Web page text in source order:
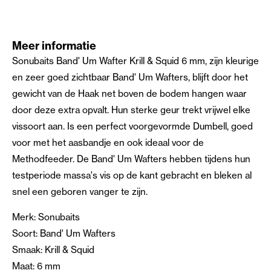
Meer informatie
Sonubaits Band' Um Wafter Krill & Squid 6 mm, zijn kleurige
en zeer goed zichtbaar Band' Um Wafters, blijft door het
gewicht van de Haak net boven de bodem hangen waar
door deze extra opvalt. Hun sterke geur trekt vrijwel elke
vissoort aan. Is een perfect voorgevormde Dumbell, goed
voor met het aasbandje en ook ideaal voor de
Methodfeeder. De Band' Um Wafters hebben tijdens hun
testperiode massa's vis op de kant gebracht en bleken al
snel een geboren vanger te zijn.
Merk: Sonubaits
Soort: Band' Um Wafters
Smaak: Krill & Squid
Maat: 6 mm